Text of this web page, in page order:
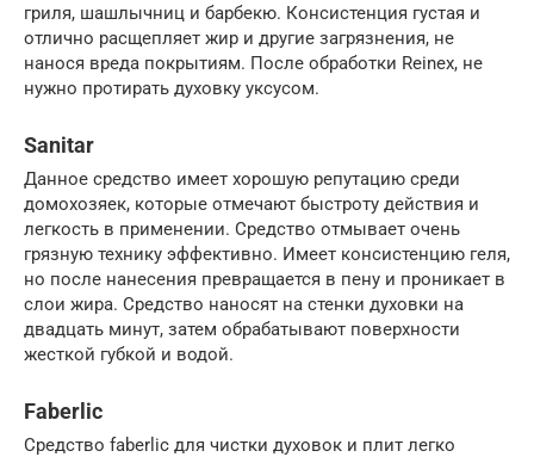
гриля, шашлычниц и барбекю. Консистенция густая и
отлично расщепляет жир и другие загрязнения, не
нанося вреда покрытиям. После обработки Reinex, не
нужно протирать духовку уксусом.
Sanitar
Данное средство имеет хорошую репутацию среди
домохозяек, которые отмечают быстроту действия и
легкость в применении. Средство отмывает очень
грязную технику эффективно. Имеет консистенцию геля,
но после нанесения превращается в пену и проникает в
слои жира. Средство наносят на стенки духовки на
двадцать минут, затем обрабатывают поверхности
жесткой губкой и водой.
Faberlic
Средство faberlic для чистки духовок и плит легко